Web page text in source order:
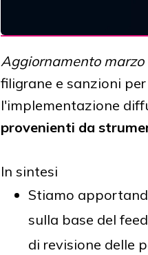
Aggiornamento marzo
filigrane e sanzioni
l'implementazione
provenienti da
In sintesi
Stiamo
sulla base del
di revisione delle